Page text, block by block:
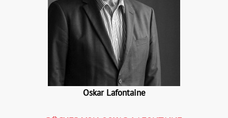
Oskar Lafontaine